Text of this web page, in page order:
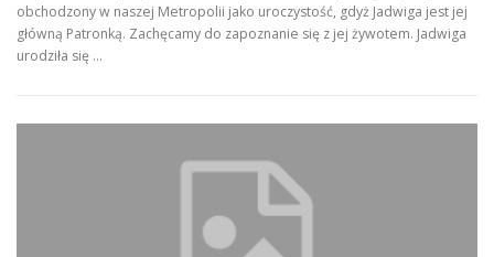
obchodzony w naszej Metropolii jako uroczystość, gdyż Jadwiga jest jej
główną Patronką. Zachęcamy do zapoznanie się z jej żywotem. Jadwiga
urodziła się …